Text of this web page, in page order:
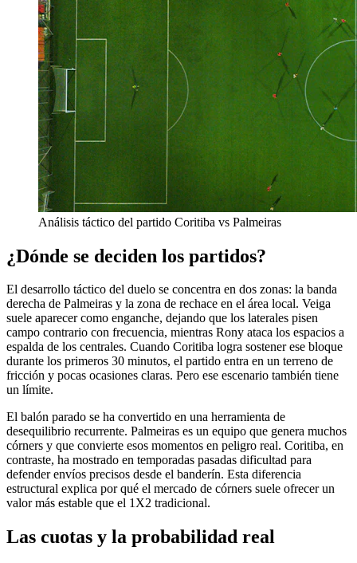
Análisis táctico del partido Coritiba vs Palmeiras
¿Dónde se deciden los partidos?
El desarrollo táctico del duelo se concentra en dos zonas: la banda
derecha de Palmeiras y la zona de rechace en el área local. Veiga
suele aparecer como enganche, dejando que los laterales pisen
campo contrario con frecuencia, mientras Rony ataca los espacios a
espalda de los centrales. Cuando Coritiba logra sostener ese bloque
durante los primeros 30 minutos, el partido entra en un terreno de
fricción y pocas ocasiones claras. Pero ese escenario también tiene
un límite.
El balón parado se ha convertido en una herramienta de
desequilibrio recurrente. Palmeiras es un equipo que genera muchos
córners y que convierte esos momentos en peligro real. Coritiba, en
contraste, ha mostrado en temporadas pasadas dificultad para
defender envíos precisos desde el banderín. Esta diferencia
estructural explica por qué el mercado de córners suele ofrecer un
valor más estable que el 1X2 tradicional.
Las cuotas y la probabilidad real